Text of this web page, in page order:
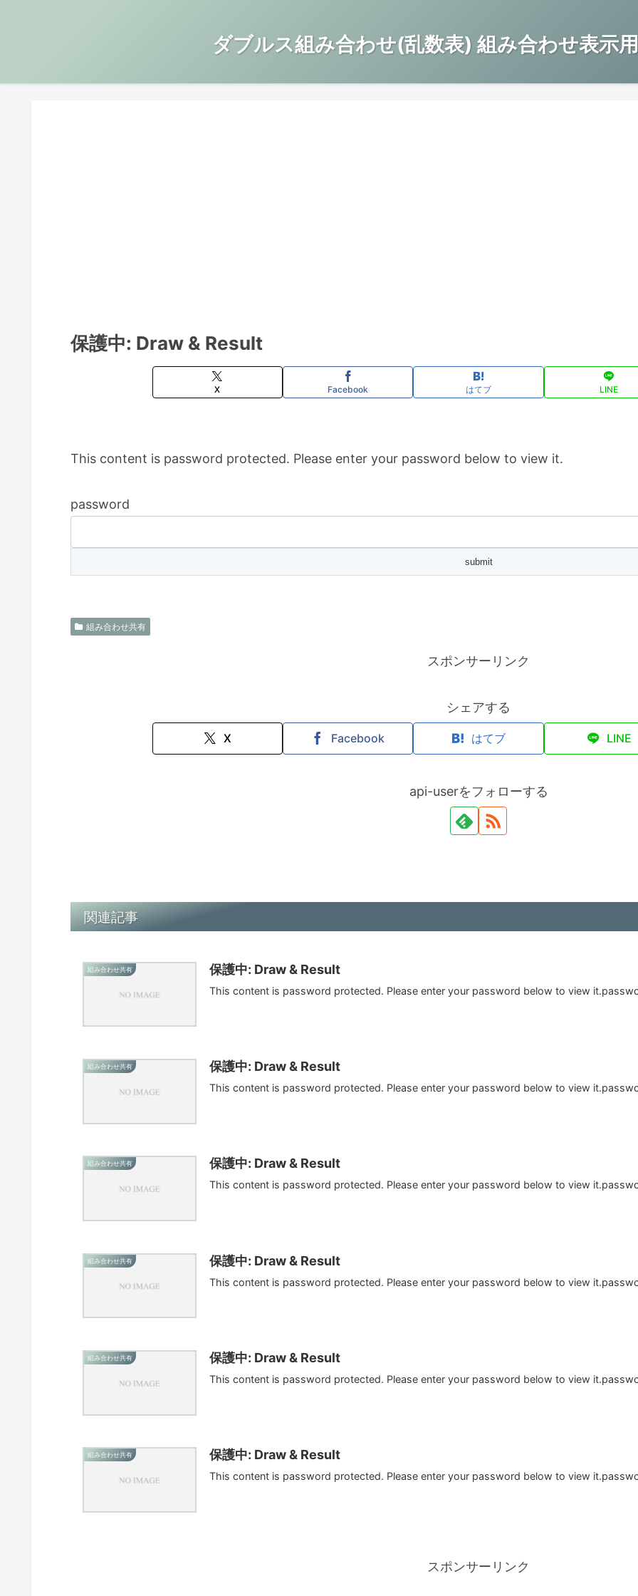
ダブルス組み合わせ(乱数表) 組み合わせ表示
保護中: Draw & Result
X Facebook はてブ LINE
This content is password protected. Please enter your password below to view it.
password
組み合わせ共有
スポンサーリンク
シェアする
X Facebook はてブ LINE
api-userをフォローする
関連記事
組み合わせ共有 保護中: Draw & Result
This content is password protected. Please enter your password below to view
組み合わせ共有 保護中: Draw & Result
This content is password protected. Please enter your password below to view
組み合わせ共有 保護中: Draw & Result
This content is password protected. Please enter your password below to view
組み合わせ共有 保護中: Draw & Result
This content is password protected. Please enter your password below to view
組み合わせ共有 保護中: Draw & Result
This content is password protected. Please enter your password below to view
組み合わせ共有 保護中: Draw & Result
This content is password protected. Please enter your password below to view
スポンサーリンク